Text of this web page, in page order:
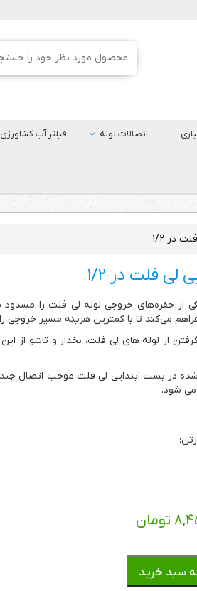
اتصالات لوله فیلتر آب کشاورزی
در ١/٢
فلت در ١/٢
از حفره‌های خروجی لوله لی فلت را مسدود
می‌کند تا با کمترین هزینه مسیر خروجی
از لوله های لی فلت، نخدار و تاشو از این
در بست ابتدایی لی فلت موجب اتصال چند
تومان
سبد خرید